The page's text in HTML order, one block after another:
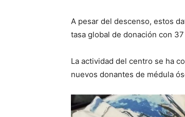
A pesar del descenso, estos
tasa global de donación con
La actividad del centro se ha
nuevos donantes de médula